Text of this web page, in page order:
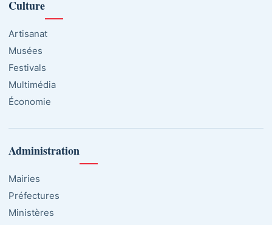
Culture
Artisanat
Musées
Festivals
Multimédia
Économie
Administration
Mairies
Préfectures
Ministères